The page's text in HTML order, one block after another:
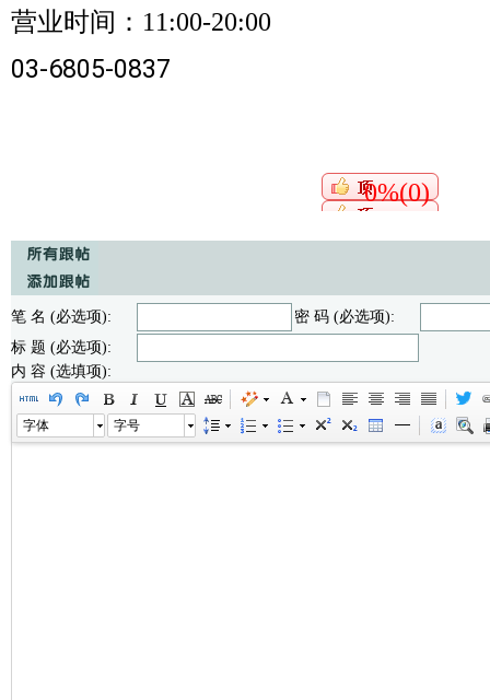
营业时间： 11:00-20:00
03-6805-0837
0%(0)
笔 名 (必选项):
密 码 (必选项):
标 题 (必选项):
内 容 (选填项):
字体 字号